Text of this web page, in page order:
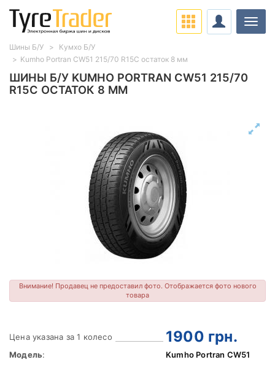
ШИНЫ Б/У KUMHO PORTRAN CW51 215/70
R15C ОСТАТОК 8 ММ
Внимание! Продавец не предоставил фото. Отображается фото нового
товара
Цена указана за 1 колесо 1900 грн.
Модель:
Kumho Portran CW51
Шины Б/У
Кумхо Б/У
Kumho Portran CW51 215/70 R15C остаток 8 мм